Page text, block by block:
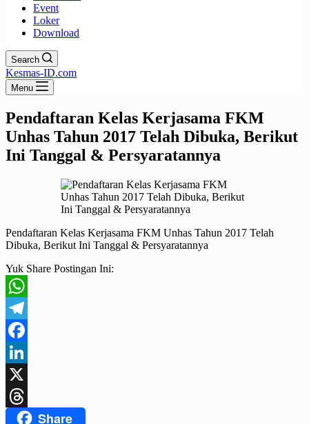
Event
Loker
Download
Search
Kesmas-ID.com
Menu
Pendaftaran Kelas Kerjasama FKM
Unhas Tahun 2017 Telah Dibuka, Berikut
Ini Tanggal & Persyaratannya
Pendaftaran Kelas Kerjasama FKM Unhas Tahun 2017 Telah
Dibuka, Berikut Ini Tanggal & Persyaratannya
Yuk Share Postingan Ini:
WhatsApp
Telegram
Facebook
LinkedIn
X
ThreadsShare